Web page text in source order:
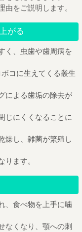
をご説明します。
がる
く、虫歯や歯周病を
コに生えてくる叢生
による歯垢の除去が
じにくくなることに
燥し、雑菌が繁殖し
ます。
、食べ物を上手に噛
なくなり、顎への刺